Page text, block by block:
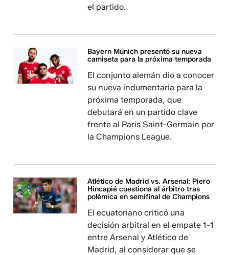
el partido.
Bayern Múnich presentó su nueva
camiseta para la próxima temporada
El conjunto alemán dio a conocer
su nueva indumentaria para la
próxima temporada, que
debutará en un partido clave
frente al Paris Saint-Germain por
la Champions League.
Atlético de Madrid vs. Arsenal: Piero
Hincapié cuestiona al árbitro tras
polémica en semifinal de Champions
El ecuatoriano criticó una
decisión arbitral en el empate 1-1
entre Arsenal y Atlético de
Madrid, al considerar que se